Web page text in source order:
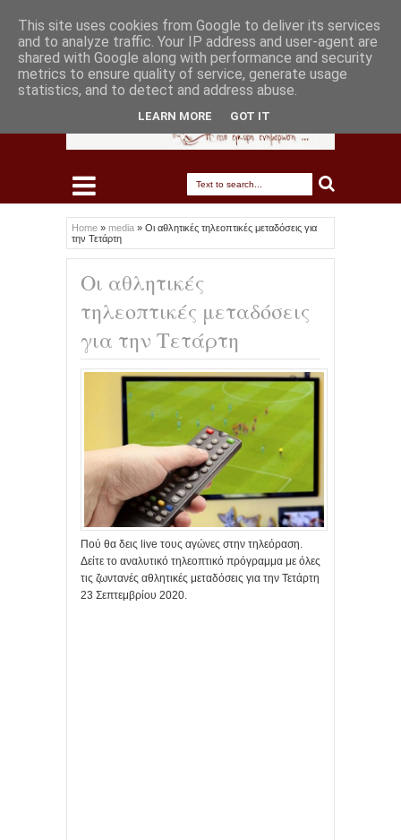
Home » media » Οι αθλητικές τηλεοπτικές μεταδόσεις για
την Τετάρτη
Οι αθλητικές
τηλεοπτικές μεταδόσεις
για την Τετάρτη
Πού θα δεις live τους αγώνες στην τηλεόραση.
Δείτε το αναλυτικό τηλεοπτικό πρόγραμμα με όλες
τις ζωντανές αθλητικές μεταδόσεις για την Τετάρτη
23 Σεπτεμβρίου 2020.
This site uses cookies from Google to deliver its services
and to analyze traffic. Your IP address and user-agent are
shared with Google along with performance and security
metrics to ensure quality of service, generate usage
statistics, and to detect and address abuse.
LEARN MORE GOT IT